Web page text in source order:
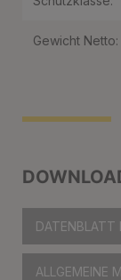
DATENBLATT
ALLGEMEINE
Gewicht Netto: